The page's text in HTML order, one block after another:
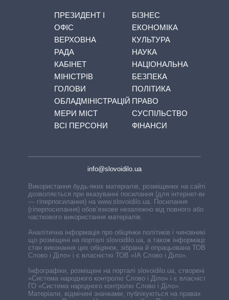
ПРЕЗИДЕНТ І
ОФІС
ВЕРХОВНА
РАДА
КАБІНЕТ
МІНІСТРІВ
ГОЛОВИ
ОБЛАДМІНІСТРАЦІЙ
МЕРИ МІСТ
ВСІ ПЕРСОНИ
БІЗНЕС
ЕКОНОМІКА
КУЛЬТУРА
НАУКА
НАЦІОНАЛЬНА
БЕЗПЕКА
ПОЛІТИКА
ПРАВО
СУСПІЛЬСТВО
ФІНАНСИ
info@slovoidilo.ua
Використання будь-яких матеріалів, розміщених на сайті,
дозволяється при вказуванні посилання (для інтернет-видань
— гіперпосилання) на www.slovoidilo.ua. Посилання
(гіперпосилання) обов’язкове незалежно від повного або
часткового використання матеріалів.
Аналітична інформація про обіцянки політиків і чиновників,
що розміщені на порталі slovoidilo.ua, а також інформація про
стан виконання цих обіцянок, зібрана й опрацьована ТОВ «ІА
Слово і Діло» і є власністю ТОВ «ІА Слово і Діло».
Інфографіки, розміщені на порталі slovoidilo.ua, створені ГО
«Система народного контролю Слово і Діло» і є власністю
ГО «Система народного контролю Слово і Діло».
Матеріали, відмічені значками, публікуються на правах